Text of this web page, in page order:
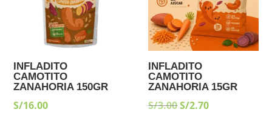
INFLADITO
CAMOTITO
ZANAHORIA 150GR
S/16.00
INFLADITO
CAMOTITO
ZANAHORIA 15GR
S/3.00EL
S/2.70EL